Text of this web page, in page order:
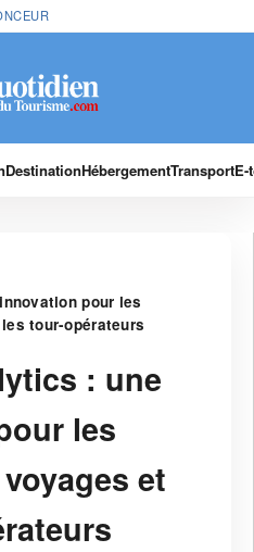
DestinationHébergementTransport
pour les
tour-opérateurs
: une
les
et